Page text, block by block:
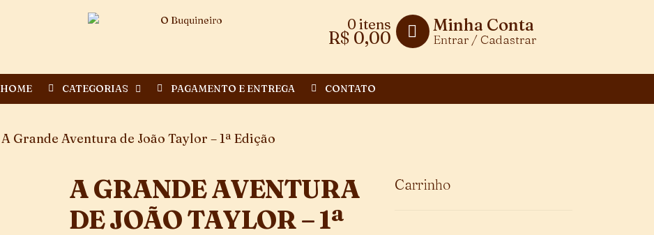
0 itens
R$ 0,00
Minha Conta
Entrar / Cadastrar
HOME CATEGORIAS PAGAMENTO E ENTREGA CONTATO
A Grande Aventura de João Taylor – 1ª Edição
A GRANDE AVENTURA
DE JOÃO TAYLOR – 1ª
Carrinho